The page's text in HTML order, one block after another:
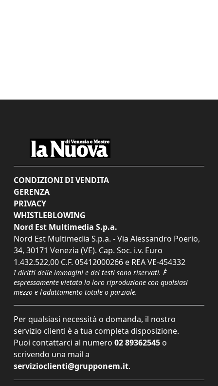
CONDIZIONI DI VENDITA
GERENZA
PRIVACY
WHISTLEBLOWING
Nord Est Multimedia S.p.a.
Nord Est Multimedia S.p.a. - Via Alessandro Poerio,
34, 30171 Venezia (VE). Cap. Soc. i.v. Euro
1.432.522,00 C.F. 05412000266 e REA VE-454332
I diritti delle immagini e dei testi sono riservati. È
espressamente vietata la loro riproduzione con qualsiasi
mezzo e l'adattamento totale o parziale.
Per qualsiasi necessità o domanda, il nostro
servizio clienti è a tua completa disposizione.
Puoi contattarci al numero 02 89362545 o
scrivendo una mail a
servizioclienti@grupponem.it.